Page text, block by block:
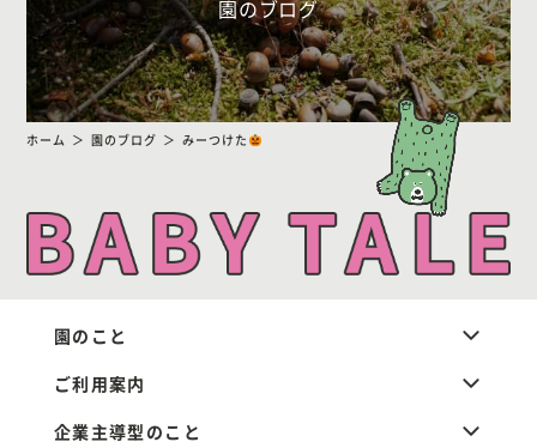
園のブログ
ホーム 園のブログ みーつけた
園のこと
ご利用案内
企業主導型のこと